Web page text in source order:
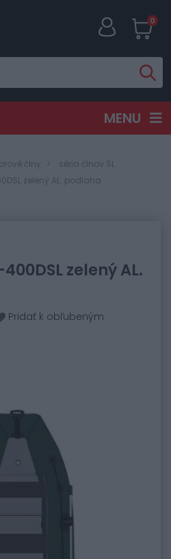
0
MENU
člny
séria člnov SL
zelený AL. podlaha
zelený AL.
Pridať k obľubeným